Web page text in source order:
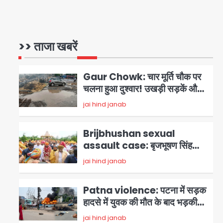
>> ताजा खबरें
1
भरा पानी, आधे घंटे तक फंसी रही
2
Gaur Chowk: चार मूर्ति चौक पर
चलना हुआ दुश्वार! उखड़ी सड़कें और
जलभराव बना आफत, अंडरपास पर भी
खतरा
jai hind janab
3
Brijbhushan sexual
assault case: बृजभूषण सिंह
बोले- संसद जरूर लौटूंगा, हुई चरित्र
हत्या की कोशिश, प्रियंका गांधी को
बरगलाया गया, यौन शोषण नहीं ‘गुड-
बैड टच’ का था मामला
jai hind janab
4
Patna violence: पटना में सड़क
हादसे में युवक की मौत के बाद भड़की
हिंसा, उपद्रवियों ने फूंकीं 10 गाड़ियां,
jai hind janab